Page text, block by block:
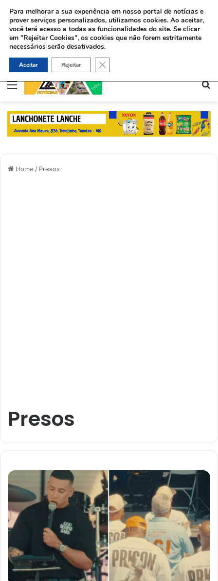
Menu
Home / Presos
Presos
Para melhorar a sua experiência em nosso portal de notícias e
prover serviços personalizados, utilizamos cookies. Ao aceitar,
você terá acesso a todas as funcionalidades do site. Se clicar
em "Rejeitar Cookies", os cookies que não forem estritamente
necessários serão desativados.
Aceitar Rejeitar Close GDPR Cookie Banner